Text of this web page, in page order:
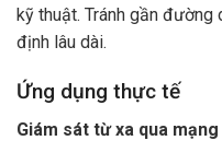
kỹ thuật. Tránh gần
định lâu dài.
Ứng dụng thực tế
Giám sát từ xa qua